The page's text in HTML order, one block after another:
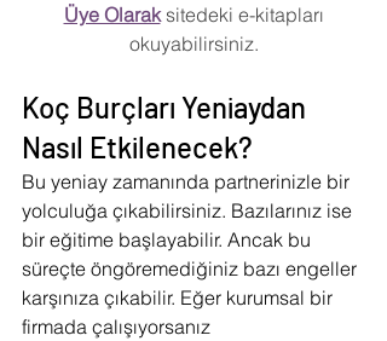
Üye Olarak sitedeki e-kitapları
okuyabilirsiniz.
Koç Burçları Yeniaydan
Nasıl Etkilenecek?
Bu yeniay zamanında partnerinizle bir
yolculuğa çıkabilirsiniz. Bazılarınız ise
bir eğitime başlayabilir. Ancak bu
süreçte öngöremediğiniz bazı engeller
karşınıza çıkabilir. Eğer kurumsal bir
firmada çalışıyorsanız